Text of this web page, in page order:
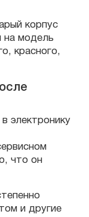
корпус
на модель
красного,
электронику
что он
и другие